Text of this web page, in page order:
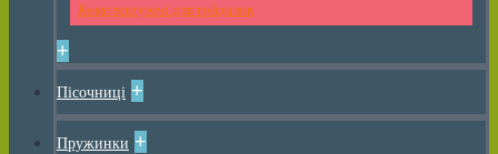
Комплектуючі для гойдалок
+
Пісочниці +
Пружинки +